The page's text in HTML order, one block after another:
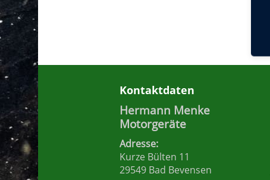
Kontaktdaten
Hermann Menke
Motorgeräte
Adresse:
Kurze Bülten 11
29549 Bad Bevensen